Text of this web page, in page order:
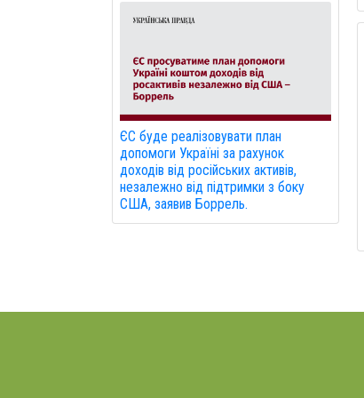
ЄС буде реалізовувати план
допомоги Україні за рахунок
доходів від російських активів,
незалежно від підтримки з боку
США, заявив Боррель.